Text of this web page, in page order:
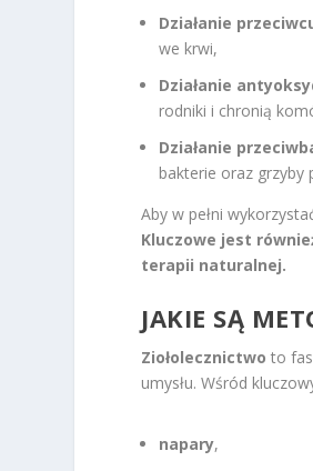
Działanie
we krwi,
Działanie
rodniki i chronią
Działanie
bakterie oraz grzyby
Aby w pełni
Kluczowe jest
terapii naturalnej.
JAKIE SĄ
Ziołolecznictwo to
umysłu. Wśród
napary,